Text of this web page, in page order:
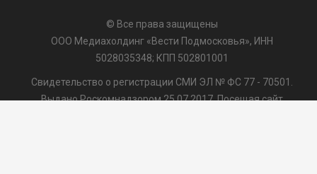
© Все права защищены
ООО Медиахолдинг «Вести Подмосковья», ИНН
5028035348; КПП 502801001
Свидетельство о регистрации СМИ ЭЛ № ФС 77 - 70501.
Выдано Роскомнадзором 25.07.2017. Посещая сайт